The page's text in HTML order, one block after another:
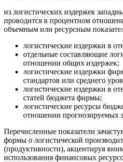
из логистических издержек
проводится в процентном
объемным или ресурсным
логистические издержки в
отдельные составляющие
отношении общих издержек;
логистические издержки
стандартов или среднего
логистические издержки в
статей бюджета фирмы;
логистические ресурсы
отношении прогнозируемых
Перечисленные показатели
формы о логистической
(продуктивности), акцентируя
использования финансовых